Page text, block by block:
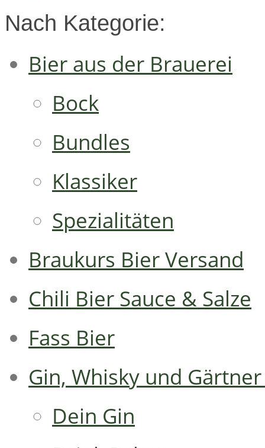
Nach Kategorie:
Bier aus der Brauerei
Bock
Bundles
Klassiker
Spezialitäten
Braukurs Bier Versand
Chili Bier Sauce & Salze
Fass Bier
Gin, Whisky und
Dein Gin